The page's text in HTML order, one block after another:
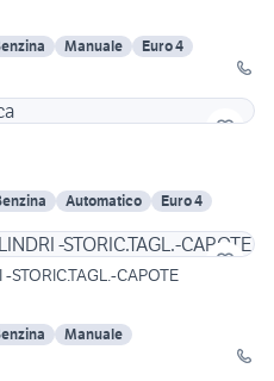
Manuale
Euro 4
Automatico
Euro 4
CAPOTE
Manuale